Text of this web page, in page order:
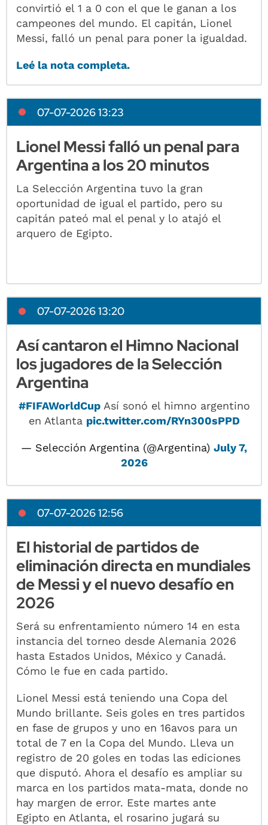
convirtió el 1 a 0 con el que le ganan a los
campeones del mundo. El capitán, Lionel
Messi, falló un penal para poner la igualdad.
Leé la nota completa.
07-07-2026 13:23
Lionel Messi falló un penal para
Argentina a los 20 minutos
La Selección Argentina tuvo la gran
oportunidad de igual el partido, pero su
capitán pateó mal el penal y lo atajó el
arquero de Egipto.
07-07-2026 13:20
Así cantaron el Himno Nacional
los jugadores de la Selección
Argentina
#FIFAWorldCupAsí sonó el himno argentino
en Atlanta pic.twitter.com/RYn300sPPD
— Selección Argentina (@Argentina) July 7,
2026
07-07-2026 12:56
El historial de partidos de
eliminación directa en mundiales
de Messi y el nuevo desafío en
2026
Será su enfrentamiento número 14 en esta
instancia del torneo desde Alemania 2026
hasta Estados Unidos, México y Canadá.
Cómo le fue en cada partido.
Lionel Messi está teniendo una Copa del
Mundo brillante. Seis goles en tres partidos
en fase de grupos y uno en 16avos para un
total de 7 en la Copa del Mundo. Lleva un
registro de 20 goles en todas las ediciones
que disputó. Ahora el desafío es ampliar su
marca en los partidos mata-mata, donde no
hay margen de error. Este martes ante
Egipto en Atlanta, el rosarino jugará su